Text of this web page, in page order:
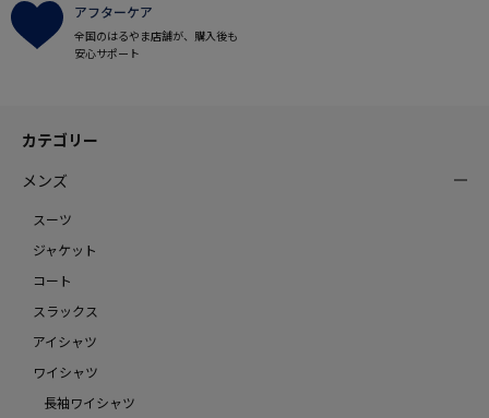
アフターケア
全国のはるやま店舗が、購入後も
安心サポート
カテゴリー
メンズ
スーツ
ジャケット
コート
スラックス
アイシャツ
ワイシャツ
長袖ワイシャツ